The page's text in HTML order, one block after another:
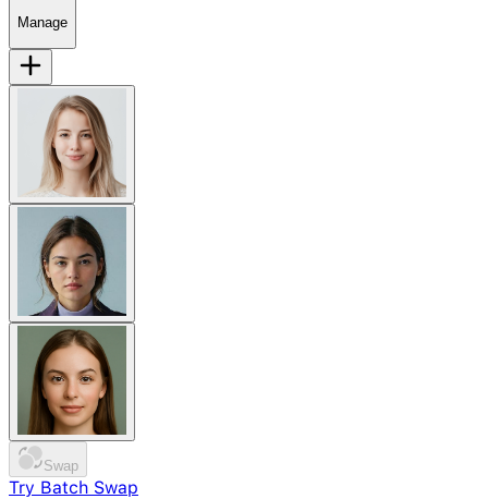
Manage
Swap
Try Batch Swap